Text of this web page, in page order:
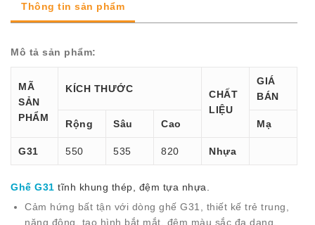
Thông tin sản phẩm
Mô tả sản phẩm:
MÃ
SẢN
PHẨM
KÍCH THƯỚC
CHẤT
LIỆU
GIÁ
BÁN
Rộng Sâu Cao Mạ
G31 550 535 820 Nhựa
Ghế G31 tĩnh khung thép, đệm tựa nhựa.
Cảm hứng bất tận với dòng ghế G31, thiết kế trẻ trung,
năng động, tạo hình bắt mắt, đệm màu sắc đa dạng,